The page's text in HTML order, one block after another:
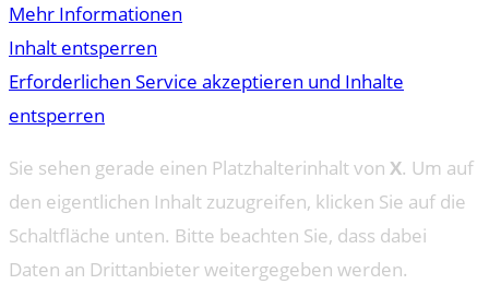
Mehr Informationen
Inhalt entsperren
Erforderlichen Service akzeptieren und Inhalte
entsperren
Sie sehen gerade einen Platzhalterinhalt von X. Um auf
den eigentlichen Inhalt zuzugreifen, klicken Sie auf die
Schaltfläche unten. Bitte beachten Sie, dass dabei
Daten an Drittanbieter weitergegeben werden.